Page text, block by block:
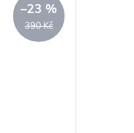
390 Kč
–23 %